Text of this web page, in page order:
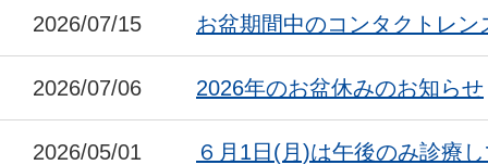
2026/07/15 お盆期間中のコンタクトレン
2026/07/06 2026年のお盆休みのお知らせ
2026/05/01 ６月1日(月)は午後のみ診療